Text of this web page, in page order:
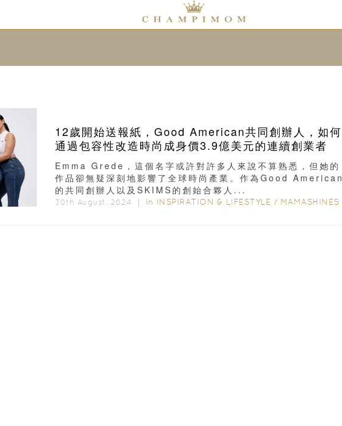
12歲開始送報紙，Good American共同創辦人，如何
通過包容性改造時尚成身價3.9億美元的連續創業者
Emma Grede，這個名字或許對許多人來說不算熟悉，但她的
作品卻無疑深刻地影響了全球時尚產業。作為Good American
的共同創辦人以及SKIMS的創始合夥人...
30th August, 2024 ｜ In INSPIRATION & LIFESTYLE / MAMASHINES